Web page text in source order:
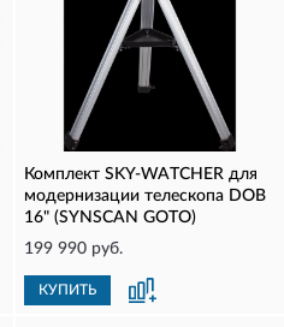
Комплект SKY-WATCHER для
модернизации телескопа DOB
16" (SYNSCAN GOTO)
199 990 руб.
КУПИТЬ